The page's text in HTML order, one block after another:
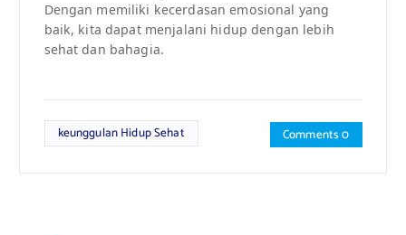
Dengan memiliki kecerdasan emosional yang
baik, kita dapat menjalani hidup dengan lebih
sehat dan bahagia.
keunggulan Hidup Sehat Comments 0